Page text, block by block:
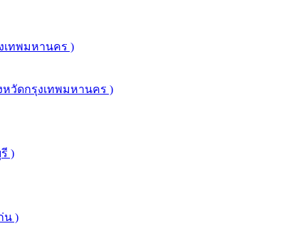
เทพมหานคร )
หวัดกรุงเทพมหานคร )
)
น )